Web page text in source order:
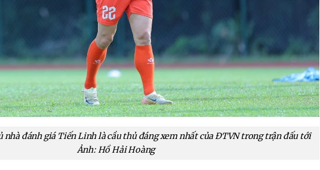
nhà đánh giá Tiến Linh là cầu thủ đáng xem nhất của ĐTVN trong trận đấu tới
Ảnh: Hồ Hải Hoàng